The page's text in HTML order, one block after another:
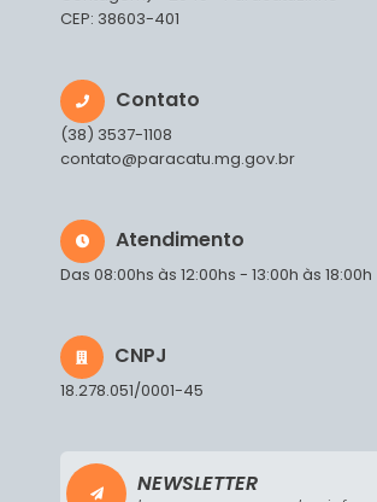
CEP: 38603-401
Contato
(38) 3537-1108
contato@paracatu.mg.gov.br
Atendimento
Das 08:00hs às 12:00hs - 13:00h às 18:00h
CNPJ
18.278.051/0001-45
NEWSLETTER